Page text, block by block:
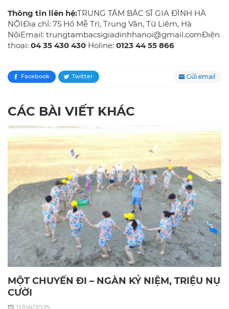
Thông tin liên hệ:TRUNG TÂM BÁC SĨ GIA ĐÌNH HÀ
NỘIĐịa chỉ: 75 Hồ Mễ Trì, Trung Văn, Từ Liêm, Hà
NộiEmail: trungtambacsigiadinhhanoi@gmail.comĐiện
thoại: 04 35 430 430 Holine: 0123 44 55 866
Facebook Twitter Gửi email
CÁC BÀI VIẾT KHÁC
MỘT CHUYẾN ĐI – NGÀN KỶ NIỆM, TRIỆU NỤ
CƯỜI
11/08/2025